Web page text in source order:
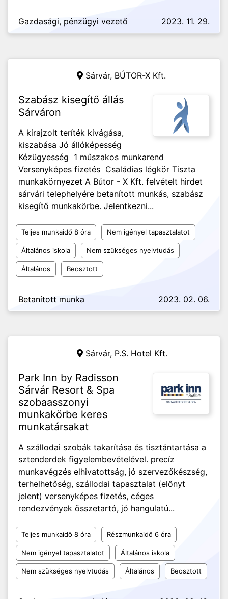
Gazdasági, pénzügyi vezető 2023. 11. 29.
Sárvár, BÚTOR-X Kft.
Szabász kisegítő állás
Sárváron
A kirajzolt teríték kivágása,
kiszabása Jó állóképesség
Kézügyesség 1 műszakos munkarend
Versenyképes fizetés Családias légkör Tiszta
munkakörnyezet A Bútor - X Kft. felvételt hirdet
sárvári telephelyére betanított munkás, szabász
kisegítő munkakörbe. Jelentkezni...
Teljes munkaidő 8 óra Nem igényel tapasztalatot
Általános iskola Nem szükséges nyelvtudás
Általános Beosztott
Betanított munka 2023. 02. 06.
Sárvár, P.S. Hotel Kft.
Park Inn by Radisson
Sárvár Resort & Spa
szobaasszonyi
munkakörbe keres
munkatársakat
A szállodai szobák takarítása és tisztántartása a
sztenderdek figyelembevételével. precíz
munkavégzés elhivatottság, jó szervezőkészség,
terhelhetőség, szállodai tapasztalat (előnyt
jelent) versenyképes fizetés, céges
rendezvények összetartó, jó hangulatú...
Teljes munkaidő 8 óra Részmunkaidő 6 óra
Nem igényel tapasztalatot Általános iskola
Nem szükséges nyelvtudás Általános Beosztott